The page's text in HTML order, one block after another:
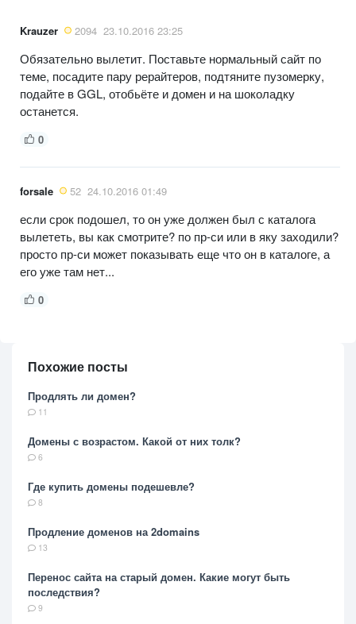
Krauzer 2094 23.10.2016 23:25
Обязательно вылетит. Поставьте нормальный сайт по
теме, посадите пару рерайтеров, подтяните пузомерку,
подайте в GGL, отобьёте и домен и на шоколадку
останется.
0
forsale 52 24.10.2016 01:49
если срок подошел, то он уже должен был с каталога
вылететь, вы как смотрите? по пр-си или в яку заходили?
просто пр-си может показывать еще что он в каталоге, а
его уже там нет...
0
Похожие посты
Продлять ли домен?
11
Домены с возрастом. Какой от них толк?
6
Где купить домены подешевле?
8
Продление доменов на 2domains
13
Перенос сайта на старый домен. Какие могут быть
последствия?
9